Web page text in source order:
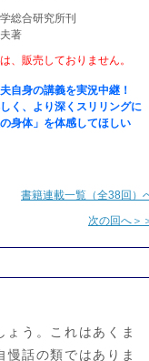
総合研究所刊
著
、販売しておりません。
自身の講義を実況中継！
く、より深くスリリングに
の身体」を体感してほしい
書籍連載一覧（全38回）
次の回へ＞
う。これはあくま
慢話の類ではありま